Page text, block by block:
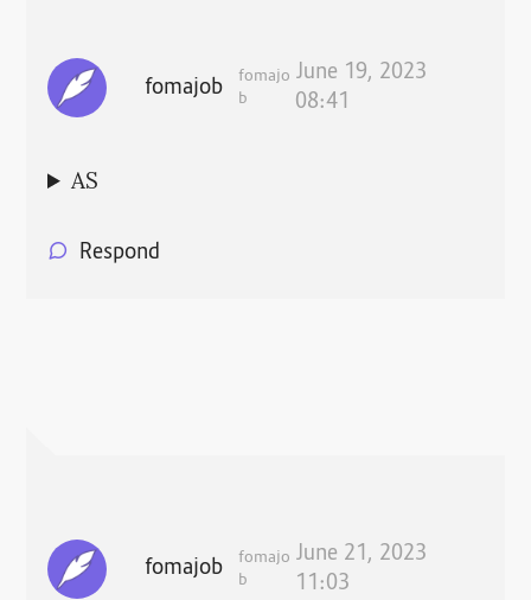
fomajob
fomajo
b
June 19, 2023
08:41
AS
Respond
fomajob
fomajo
b
June 21, 2023
11:03